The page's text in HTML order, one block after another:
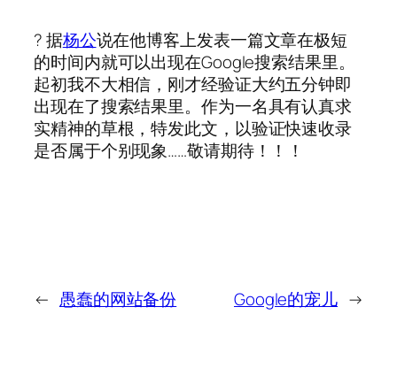
? 据杨公说在他博客上发表一篇文章在极短
的时间内就可以出现在Google搜索结果里。
起初我不大相信，刚才经验证大约五分钟即
出现在了搜索结果里。作为一名具有认真求
实精神的草根，特发此文，以验证快速收录
是否属于个别现象……敬请期待！！！
← 愚蠢的网站备份 Google的宠儿 →